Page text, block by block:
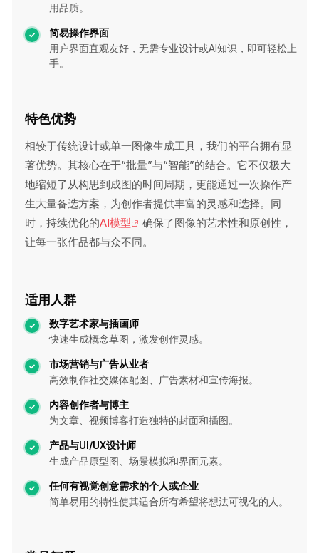
用品质。
简易操作界面
用户界面直观友好，无需专业设计或AI知识，即可轻松上
手。
特色优势
相较于传统设计或单一图像生成工具，我们的平台拥有显
著优势。其核心在于“批量”与“智能”的结合。它不仅极大
地缩短了从构思到成图的时间周期，更能通过一次操作产
生大量备选方案，为创作者提供丰富的灵感和选择。同
时，持续优化的AI模型
确保了图像的艺术性和原创性，
让每一张作品都与众不同。
适用人群
数字艺术家与插画师
快速生成概念草图，激发创作灵感。
市场营销与广告从业者
高效制作社交媒体配图、广告素材和宣传海报。
内容创作者与博主
为文章、视频博客打造独特的封面和插图。
产品与UI/UX设计师
生成产品原型图、场景模拟和界面元素。
任何有视觉创意需求的个人或企业
简单易用的特性使其适合所有希望将想法可视化的人。